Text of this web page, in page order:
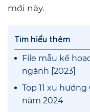
mới này.
Tìm hiểu thêm
File mẫu kế
ngành [2023]
Top 11 xu
năm 2024